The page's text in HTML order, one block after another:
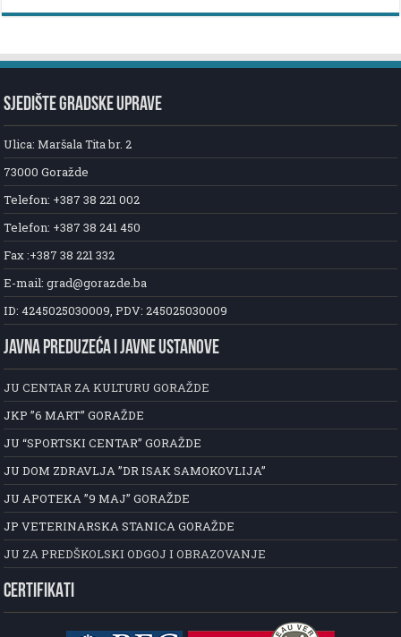
SJEDIŠTE GRADSKE UPRAVE
Ulica: Maršala Tita br. 2
73000 Goražde
Telefon: +387 38 221 002
Telefon: +387 38 241 450
Fax :+387 38 221 332
E-mail: grad@gorazde.ba
ID: 4245025030009, PDV: 245025030009
JAVNA PREDUZEĆA I JAVNE USTANOVE
JU CENTAR ZA KULTURU GORAŽDE
JKP ”6 MART” GORAŽDE
JU “SPORTSKI CENTAR” GORAŽDE
JU DOM ZDRAVLJA ”DR ISAK SAMOKOVLIJA”
JU APOTEKA ”9 MAJ” GORAŽDE
JP VETERINARSKA STANICA GORAŽDE
JU ZA PREDŠKOLSKI ODGOJ I OBRAZOVANJE
CERTIFIKATI